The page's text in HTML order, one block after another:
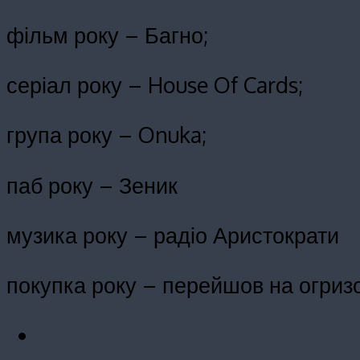
фільм року – Багно;
серіал року – House Of Cards;
група року – Onuka;
паб року – Зеник
музика року – радіо Аристократи
покупка року – перейшов на